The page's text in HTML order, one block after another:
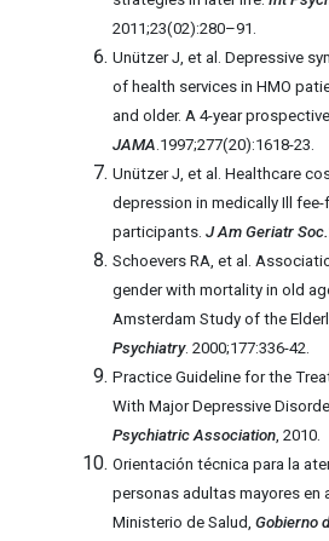
2011;23(02):280–91.
Unützer J, et al. Depressive
of health services in HMO
and older. A 4-year
JAMA.1997;277(20):1618-23.
Unützer J, et al. Healthcare
depression in medically Ill
participants.J Am Geriatr Soc.
Schoevers RA, et al.
gender with mortality in old
Amsterdam Study of the
Psychiatry. 2000;177:336-42.
Practice Guideline for the
With Major Depressive
Psychiatric Association, 2010.
Orientación técnica para la
personas adultas mayores en
Ministerio de Salud,Gobierno